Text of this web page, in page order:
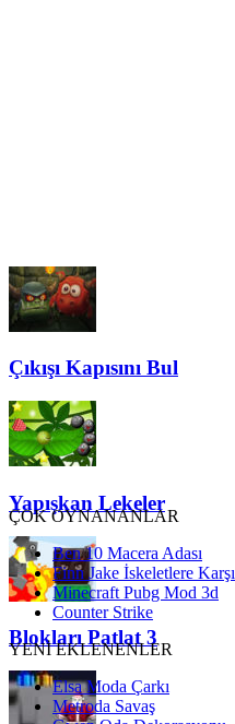
Çıkışı Kapısını Bul
Yapışkan Lekeler
Blokları Patlat 3
ÇOK OYNANANLAR
Ben 10 Macera Adası
Finn Jake İskeletlere Karşı
Minecraft Pubg Mod 3d
Counter Strike
YENİ EKLENENLER
Elsa Moda Çarkı
Metroda Savaş